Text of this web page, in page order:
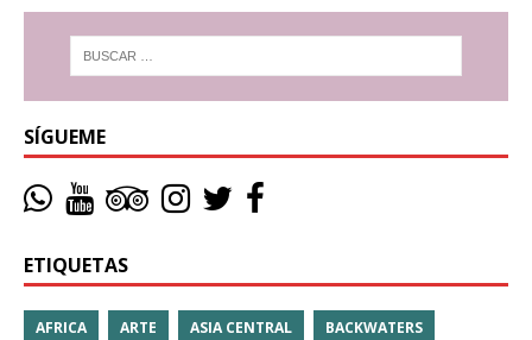
SÍGUEME
ETIQUETAS
AFRICA ARTE ASIA CENTRAL BACKWATERS